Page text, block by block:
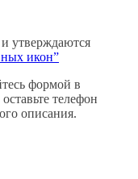
утверждаются
икон”
формой в
телефон
описания.